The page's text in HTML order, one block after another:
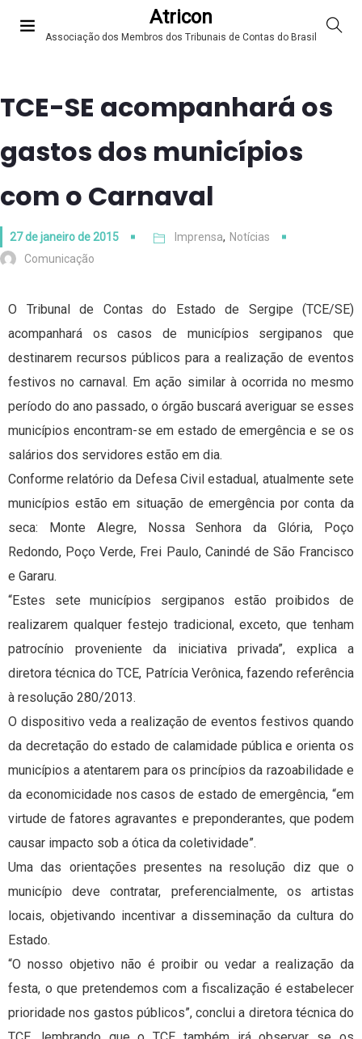
Atricon
Associação dos Membros dos Tribunais de Contas do Brasil
TCE-SE acompanhará os
gastos dos municípios
com o Carnaval
27 de janeiro de 2015 Imprensa, Notícias
Comunicação
O Tribunal de Contas do Estado de Sergipe (TCE/SE)
acompanhará os casos de municípios sergipanos que
destinarem recursos públicos para a realização de eventos
festivos no carnaval. Em ação similar à ocorrida no mesmo
período do ano passado, o órgão buscará averiguar se esses
municípios encontram-se em estado de emergência e se os
salários dos servidores estão em dia.
Conforme relatório da Defesa Civil estadual, atualmente sete
municípios estão em situação de emergência por conta da
seca: Monte Alegre, Nossa Senhora da Glória, Poço
Redondo, Poço Verde, Frei Paulo, Canindé de São Francisco
e Gararu.
“Estes sete municípios sergipanos estão proibidos de
realizarem qualquer festejo tradicional, exceto, que tenham
patrocínio proveniente da iniciativa privada”, explica a
diretora técnica do TCE, Patrícia Verônica, fazendo referência
à resolução 280/2013.
O dispositivo veda a realização de eventos festivos quando
da decretação do estado de calamidade pública e orienta os
municípios a atentarem para os princípios da razoabilidade e
da economicidade nos casos de estado de emergência, “em
virtude de fatores agravantes e preponderantes, que podem
causar impacto sob a ótica da coletividade”.
Uma das orientações presentes na resolução diz que o
município deve contratar, preferencialmente, os artistas
locais, objetivando incentivar a disseminação da cultura do
Estado.
“O nosso objetivo não é proibir ou vedar a realização da
festa, o que pretendemos com a fiscalização é estabelecer
prioridade nos gastos públicos”, conclui a diretora técnica do